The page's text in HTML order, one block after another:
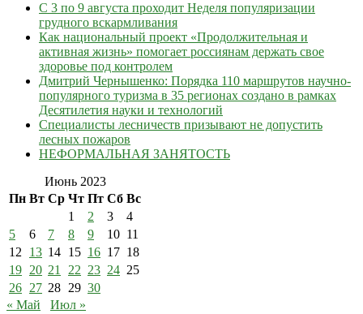
С 3 по 9 августа проходит Неделя популяризации
грудного вскармливания
Как национальный проект «Продолжительная и
активная жизнь» помогает россиянам держать свое
здоровье под контролем
Дмитрий Чернышенко: Порядка 110 маршрутов научно-
популярного туризма в 35 регионах создано в рамках
Десятилетия науки и технологий
Специалисты лесничеств призывают не допустить
лесных пожаров
НЕФОРМАЛЬНАЯ ЗАНЯТОСТЬ
Июнь 2023
Пн Вт Ср Чт Пт Сб Вс
1
2 3
4
5
6 7 8 9 10 11
12 13 14 15 16 17 18
19 20 21 22 23 24 25
26 27 28 29 30
« Май
Июл »